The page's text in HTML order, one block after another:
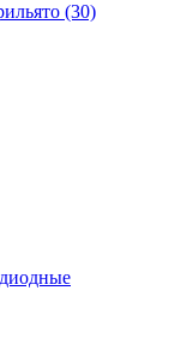
(30)